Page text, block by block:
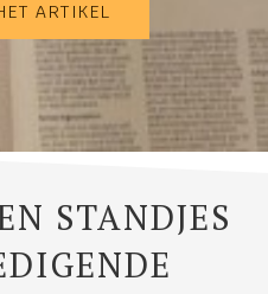
ARTIKEL
STANDJES